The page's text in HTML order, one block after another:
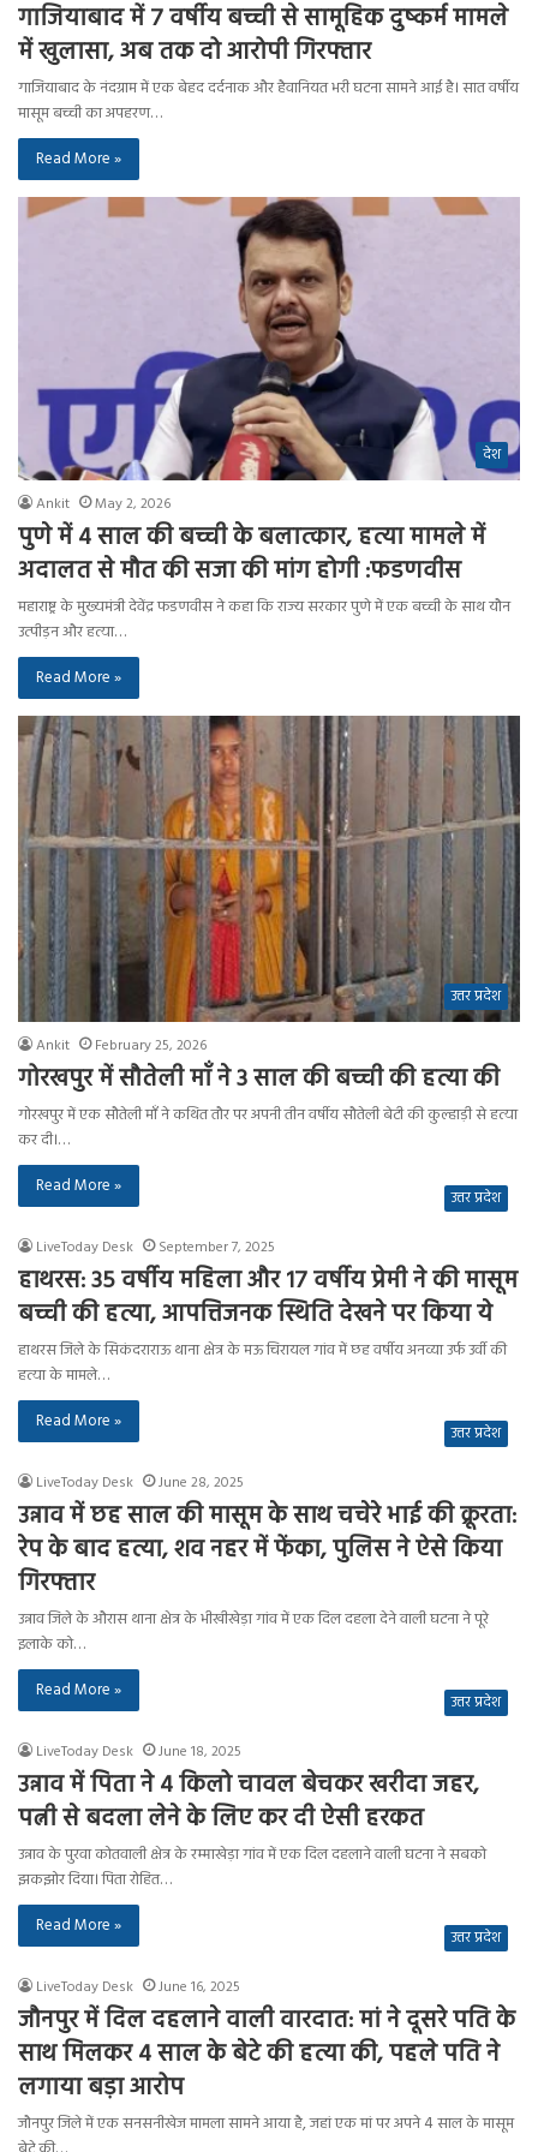
गाजियाबाद में 7 वर्षीय बच्ची से सामूहिक दुष्कर्म मामले
में खुलासा, अब तक दो आरोपी गिरफ्तार
गाजियाबाद के नंदग्राम में एक बेहद दर्दनाक और हैवानियत भरी घटना सामने आई है। सात वर्षीय
मासूम बच्ची का अपहरण…
Read More »
देश
Ankit May 2, 2026
पुणे में 4 साल की बच्ची के बलात्कार, हत्या मामले में
अदालत से मौत की सजा की मांग होगी :फडणवीस
महाराष्ट्र के मुख्यमंत्री देवेंद्र फडणवीस ने कहा कि राज्य सरकार पुणे में एक बच्ची के साथ यौन
उत्पीड़न और हत्या…
Read More »
उत्तर प्रदेश
Ankit February 25, 2026
गोरखपुर में सौतेली माँ ने 3 साल की बच्ची की हत्या की
गोरखपुर में एक सौतेली माँ ने कथित तौर पर अपनी तीन वर्षीय सौतेली बेटी की कुल्हाड़ी से हत्या
कर दी।…
Read More »
उत्तर प्रदेश
LiveToday Desk September 7, 2025
हाथरस: 35 वर्षीय महिला और 17 वर्षीय प्रेमी ने की मासूम
बच्ची की हत्या, आपत्तिजनक स्थिति देखने पर किया ये
हाथरस जिले के सिकंदराराऊ थाना क्षेत्र के मऊ चिरायल गांव में छह वर्षीय अनव्या उर्फ उर्वी की
हत्या के मामले…
Read More »
उत्तर प्रदेश
LiveToday Desk June 28, 2025
उन्नाव में छह साल की मासूम के साथ चचेरे भाई की क्रूरता:
रेप के बाद हत्या, शव नहर में फेंका, पुलिस ने ऐसे किया
गिरफ्तार
उन्नाव जिले के औरास थाना क्षेत्र के भीखीखेड़ा गांव में एक दिल दहला देने वाली घटना ने पूरे
इलाके को…
Read More »
उत्तर प्रदेश
LiveToday Desk June 18, 2025
उन्नाव में पिता ने 4 किलो चावल बेचकर खरीदा जहर,
पत्नी से बदला लेने के लिए कर दी ऐसी हरकत
उन्नाव के पुरवा कोतवाली क्षेत्र के रम्माखेड़ा गांव में एक दिल दहलाने वाली घटना ने सबको
झकझोर दिया। पिता रोहित…
Read More »
उत्तर प्रदेश
LiveToday Desk June 16, 2025
जौनपुर में दिल दहलाने वाली वारदात: मां ने दूसरे पति के
साथ मिलकर 4 साल के बेटे की हत्या की, पहले पति ने
लगाया बड़ा आरोप
जौनपुर जिले में एक सनसनीखेज मामला सामने आया है, जहां एक मां पर अपने 4 साल के मासूम